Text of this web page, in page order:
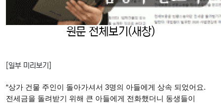
원문 전체보기(새창)
[일부 미리보기]
“상가 건물 주인이 돌아가셔서 3명의 아들에게 상속 되었어요.
전세금을 돌려받기 위해 큰 아들에게 전화했더니 동생들이